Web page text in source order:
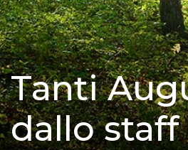
Tanti
dallo staff